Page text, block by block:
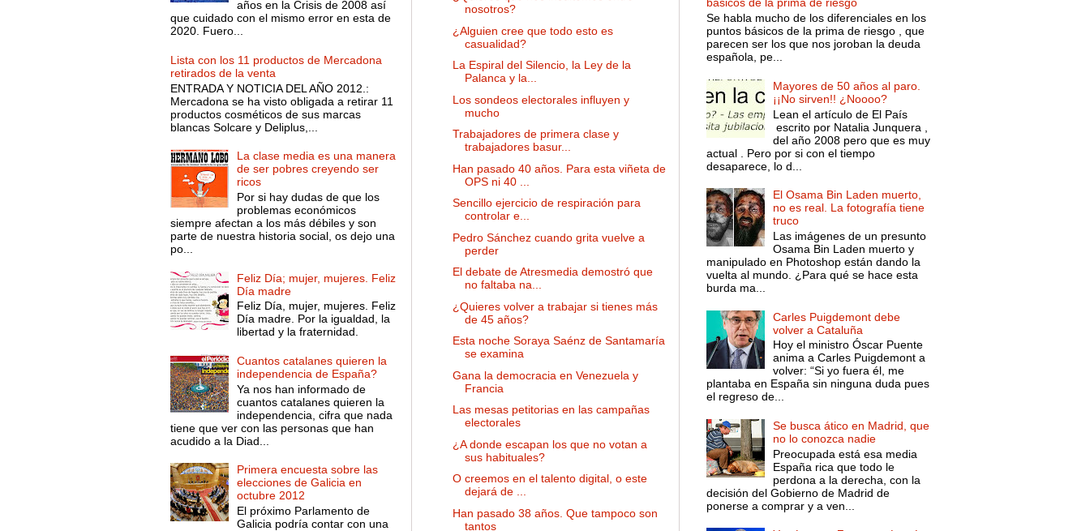
años en la Crisis de 2008 así
que cuidado con el mismo error en esta de
2020. Fuero...
Lista con los 11 productos de Mercadona
retirados de la venta
ENTRADA Y NOTICIA DEL AÑO 2012.:
Mercadona se ha visto obligada a retirar 11
productos cosméticos de sus marcas
blancas Solcare y Deliplus,...
La clase media es una manera
de ser pobres creyendo ser
ricos
Por si hay dudas de que los
problemas económicos
siempre afectan a los más débiles y son
parte de nuestra historia social, os dejo una
po...
Feliz Día; mujer, mujeres. Feliz
Día madre
Feliz Día, mujer, mujeres. Feliz
Día madre. Por la igualdad, la
libertad y la fraternidad.
Cuantos catalanes quieren la
independencia de España?
Ya nos han informado de
cuantos catalanes quieren la
independencia, cifra que nada
tiene que ver con las personas que han
acudido a la Diad...
Primera encuesta sobre las
elecciones de Galicia en
octubre 2012
El próximo Parlamento de
Galicia podría contar con una
nosotros?
¿Alguien cree que todo esto es
casualidad?
La Espiral del Silencio, la Ley de la
Palanca y la...
Los sondeos electorales influyen y
mucho
Trabajadores de primera clase y
trabajadores basur...
Han pasado 40 años. Para esta viñeta de
OPS ni 40 ...
Sencillo ejercicio de respiración para
controlar e...
Pedro Sánchez cuando grita vuelve a
perder
El debate de Atresmedia demostró que
no faltaba na...
¿Quieres volver a trabajar si tienes más
de 45 años?
Esta noche Soraya Saénz de Santamaría
se examina
Gana la democracia en Venezuela y
Francia
Las mesas petitorias en las campañas
electorales
¿A donde escapan los que no votan a
sus habituales?
O creemos en el talento digital, o este
dejará de ...
Han pasado 38 años. Que tampoco son
tantos
básicos de la prima de riesgo
Se habla mucho de los diferenciales en los
puntos básicos de la prima de riesgo , que
parecen ser los que nos joroban la deuda
española, pe...
Mayores de 50 años al paro.
¡¡No sirven!! ¿Noooo?
Lean el artículo de El País
escrito por Natalia Junquera ,
del año 2008 pero que es muy
actual . Pero por si con el tiempo
desaparece, lo d...
El Osama Bin Laden muerto,
no es real. La fotografía tiene
truco
Las imágenes de un presunto
Osama Bin Laden muerto y
manipulado en Photoshop están dando la
vuelta al mundo. ¿Para qué se hace esta
burda ma...
Carles Puigdemont debe
volver a Cataluña
Hoy el ministro Óscar Puente
anima a Carles Puigdemont a
volver: “Si yo fuera él, me
plantaba en España sin ninguna duda pues
el regreso de...
Se busca ático en Madrid, que
no lo conozca nadie
Preocupada está esa media
España rica que todo le
perdona a la derecha, con la
decisión del Gobierno de Madrid de
ponerse a comprar y a ven...